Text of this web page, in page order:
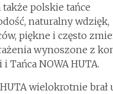
polskie tańce
naturalny wdzięk,
piękne i często
wynoszone z
i Tańca NOWA HUTA.
wielokrotnie brał